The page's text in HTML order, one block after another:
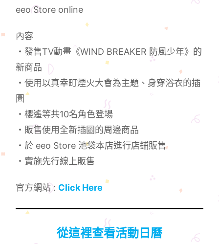
eeo Store online
內容
・發售TV動畫《WIND BREAKER 防風少年》的
新商品
・使用以真幸町煙火大會為主題、身穿浴衣的插
圖
・櫻遙等共10名角色登場
・販售使用全新插圖的周邊商品
・於 eeo Store 池袋本店進行店鋪販售
・實施先行線上販售
官方網站 : Click Here
從這裡查看活動日曆